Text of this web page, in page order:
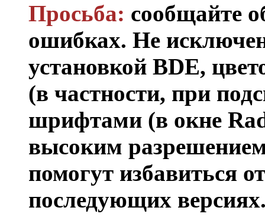
Просьба: сообщайте
ошибках. Не
установкой BDE,
(в частности, при
шрифтами (в окне
высоким
помогут избавиться
последующих